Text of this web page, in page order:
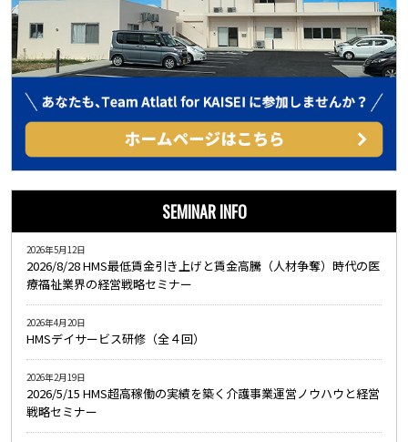
SEMINAR INFO
2026/8/28 HMS最低賃金引き上げと賃金高騰（人材争奪）時代の医
療福祉業界の経営戦略セミナー
2026年5月12日
HMSデイサービス研修（全４回）
2026年4月20日
2026/5/15 HMS超高稼働の実績を築く介護事業運営ノウハウと経営
戦略セミナー
2026年2月19日